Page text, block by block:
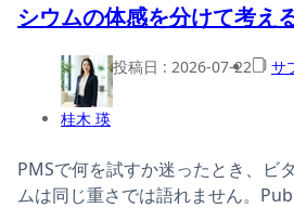
シウムの体感を分けて考え
桂木 瑛
投稿日 : 2026-07-22 サ
PMSで何を試すか迷ったとき、ビ
ムは同じ重さでは語れません。